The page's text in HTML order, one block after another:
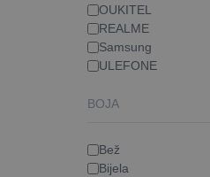
OUKITEL
REALME
Samsung
ULEFONE
BOJA
Bež
Bijela